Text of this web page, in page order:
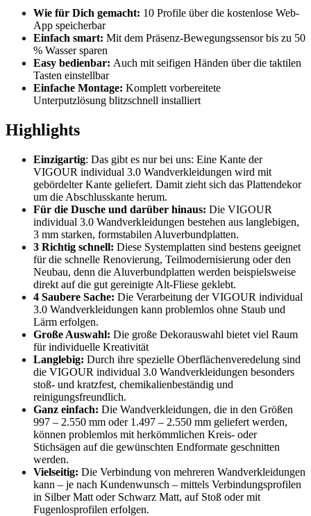
Wie für Dich gemacht: 10 Profile über die kostenlose Web-
App speicherbar
Einfach smart: Mit dem Präsenz-Bewegungssensor bis zu 50
% Wasser sparen
Easy bedienbar: Auch mit seifigen Händen über die taktilen
Tasten einstellbar
Einfache Montage: Komplett vorbereitete
Unterputzlösung blitzschnell installiert
Highlights
Einzigartig: Das gibt es nur bei uns: Eine Kante der
VIGOUR individual 3.0 Wandverkleidungen wird mit
gebördelter Kante geliefert. Damit zieht sich das Plattendekor
um die Abschlusskante herum.
Für die Dusche und darüber hinaus: Die VIGOUR
individual 3.0 Wandverkleidungen bestehen aus langlebigen,
3 mm starken, formstabilen Aluverbundplatten.
3 Richtig schnell: Diese Systemplatten sind bestens geeignet
für die schnelle Renovierung, Teilmodernisierung oder den
Neubau, denn die Aluverbundplatten werden beispielsweise
direkt auf die gut gereinigte Alt-Fliese geklebt.
4 Saubere Sache: Die Verarbeitung der VIGOUR individual
3.0 Wandverkleidungen kann problemlos ohne Staub und
Lärm erfolgen.
Große Auswahl: Die große Dekorauswahl bietet viel Raum
für individuelle Kreativität
Langlebig: Durch ihre spezielle Oberflächenveredelung sind
die VIGOUR individual 3.0 Wandverkleidungen besonders
stoß- und kratzfest, chemikalienbeständig und
reinigungsfreundlich.
Ganz einfach: Die Wandverkleidungen, die in den Größen
997 – 2.550 mm oder 1.497 – 2.550 mm geliefert werden,
können problemlos mit herkömmlichen Kreis- oder
Stichsägen auf die gewünschten Endformate geschnitten
werden.
Vielseitig: Die Verbindung von mehreren Wandverkleidungen
kann – je nach Kundenwunsch – mittels Verbindungsprofilen
in Silber Matt oder Schwarz Matt, auf Stoß oder mit
Fugenlosprofilen erfolgen.